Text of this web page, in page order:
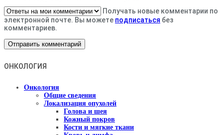
Получать новые комментарии по
электронной почте. Вы можете подписаться без
комментариев.
ОНКОЛОГИЯ
Онкология
Общие сведения
Локализация опухолей
Голова и шея
Кожный покров
Кости и мягкие ткани